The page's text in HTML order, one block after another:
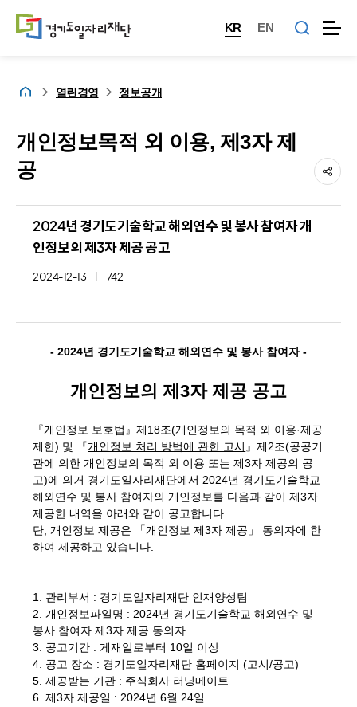
KR EN
홈 열린경영 정보공개
개인정보목적 외 이용, 제3자 제
공
2024년 경기도기술학교 해외연수 및 봉사 참여자 개
인정보의 제3자 제공 공고
2024-12-13 742
- 2024년 경기도기술학교 해외연수 및 봉사 참여자 -
개인정보의 제3자 제공 공고
『개인정보 보호법』제18조(개인정보의 목적 외 이용·제공
제한) 및 『 개인정보 처리 방법에 관한 고시 』제2조(공공기
관에 의한 개인정보의 목적 외 이용 또는 제3자 제공의 공
고)에 의거 경기도일자리재단에서 2024년 경기도기술학교
해외연수 및 봉사 참여자의 개인정보를 다음과 같이 제3자
제공한 내역을 아래와 같이 공고합니다.
단, 개인정보 제공은 「개인정보 제3자 제공」 동의자에 한
하여 제공하고 있습니다.
1. 관리부서 : 경기도일자리재단 인재양성팀
2. 개인정보파일명 : 2024년 경기도기술학교 해외연수 및
봉사 참여자 제3자 제공 동의자
3. 공고기간 : 게재일로부터 10일 이상
4. 공고 장소 : 경기도일자리재단 홈페이지 (고시/공고)
5. 제공받는 기관 : 주식회사 러닝메이트
6. 제3자 제공일 : 2024년 6월 24일